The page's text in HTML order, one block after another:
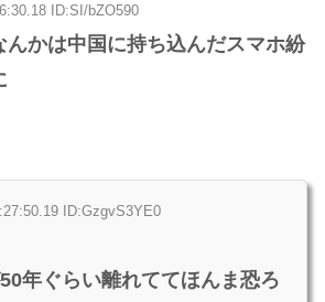
ID:SI/bZO590
んかは中国に持ち込んだスマホ紛
ID:GzgvS3YE0
年ぐらい離れててほんま恐ろ